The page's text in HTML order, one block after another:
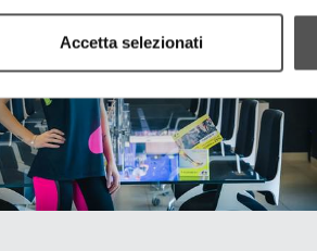
Accetta selezionati